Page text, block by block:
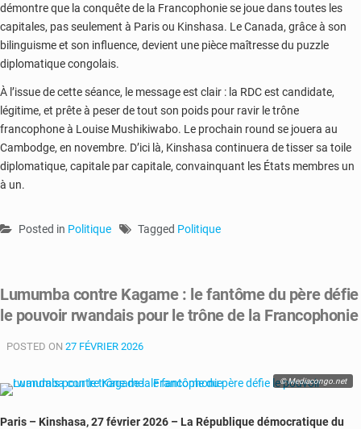
démontre que la conquête de la Francophonie se joue dans toutes les
capitales, pas seulement à Paris ou Kinshasa. Le Canada, grâce à son
bilinguisme et son influence, devient une pièce maîtresse du puzzle
diplomatique congolais.
À l’issue de cette séance, le message est clair : la RDC est candidate,
légitime, et prête à peser de tout son poids pour ravir le trône
francophone à Louise Mushikiwabo. Le prochain round se jouera au
Cambodge, en novembre. D’ici là, Kinshasa continuera de tisser sa toile
diplomatique, capitale par capitale, convainquant les États membres un
à un.
Posted in Politique Tagged Politique
Lumumba contre Kagame : le fantôme du père défie
le pouvoir rwandais pour le trône de la Francophonie
POSTED ON 27 FÉVRIER 2026
© Mediacongo.net
Paris – Kinshasa, 27 février 2026 – La République démocratique du